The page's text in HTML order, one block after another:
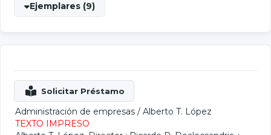
Ejemplares (9)
Administración de empresas / Alberto T. López
TEXTO IMPRESO